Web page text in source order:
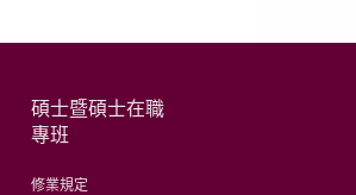
碩士暨碩士在職
專班
修業規定